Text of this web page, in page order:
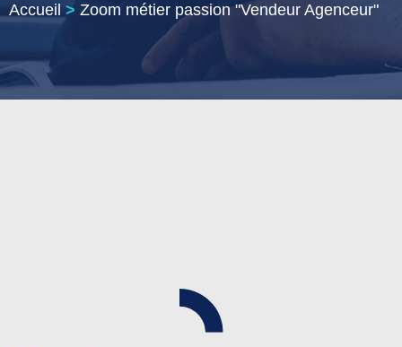
Accueil > Zoom métier passion "Vendeur Agenceur"